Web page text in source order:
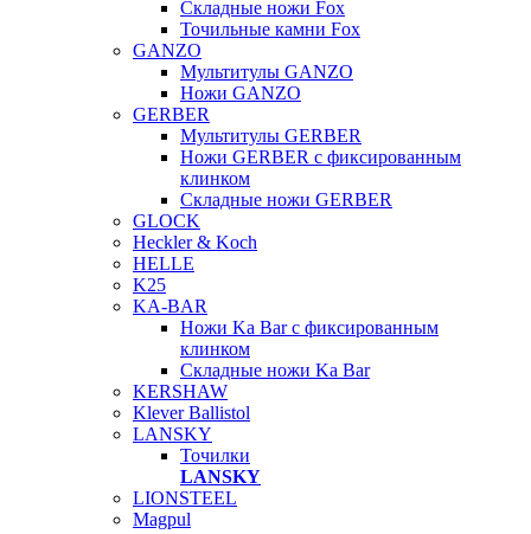
Складные ножи Fox
Точильные камни Fox
GANZO
Мультитулы GANZO
Ножи GANZO
GERBER
Мультитулы GERBER
Ножи GERBER с фиксированным
клинком
Складные ножи GERBER
GLOCK
Heckler & Koch
HELLE
K25
KA-BAR
Ножи Ka Bar c фиксированным
клинком
Складные ножи Ka Bar
KERSHAW
Klever Ballistol
LANSKY
Точилки
LANSKY
LIONSTEEL
Magpul